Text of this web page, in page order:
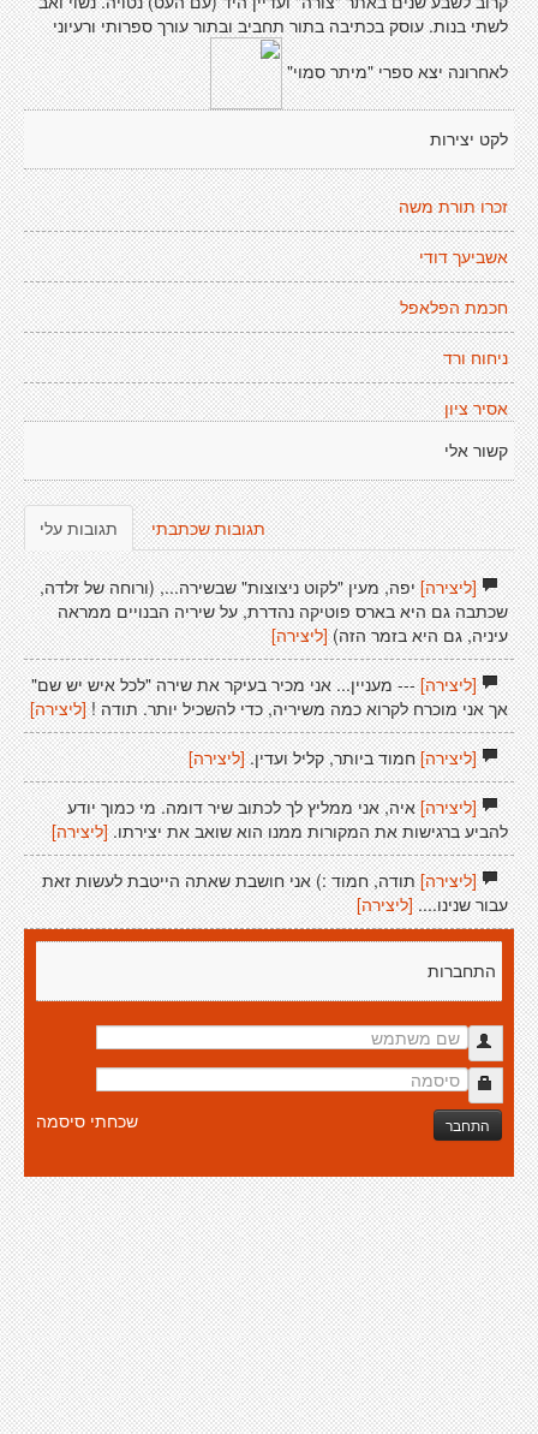
לשתי בנות. עוסק בכתיבה בתור תחביב ובתור עורך ספרותי ורעיוני
לאחרונה יצא ספרי "מיתר סמוי"
לקט יצירות
זכרו תורת משה
אשביעך דודי
חכמת הפלאפל
ניחוח ורד
אסיר ציון
קשור אלי
תגובות עלי תגובות שכתבתי
[ליצירה]יפה, מעין "לקוט ניצוצות" שבשירה..., (ורוחה של זלדה,
שכתבה גם היא בארס פוטיקה נהדרת, על שיריה הבנויים ממראה
עיניה, גם היא בזמר הזה) [ליצירה]
[ליצירה]--- מעניין... אני מכיר בעיקר את שירה "לכל איש יש שם"
אך אני מוכרח לקרוא כמה משיריה, כדי להשכיל יותר. תודה ! [ליצירה]
[ליצירה]חמוד ביותר, קליל ועדין. [ליצירה]
[ליצירה]איה, אני ממליץ לך לכתוב שיר דומה. מי כמוך יודע
להביע ברגישות את המקורות ממנו הוא שואב את יצירתו. [ליצירה]
[ליצירה]תודה, חמוד :) אני חושבת שאתה הייטבת לעשות זאת
עבור שנינו.... [ליצירה]
התחברות
התחבר שכחתי סיסמה